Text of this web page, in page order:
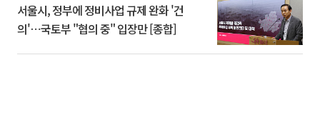
서울시, 정부에 정비사업 규제 완화 '건
의'⋯국토부 "협의 중" 입장만 [종합]